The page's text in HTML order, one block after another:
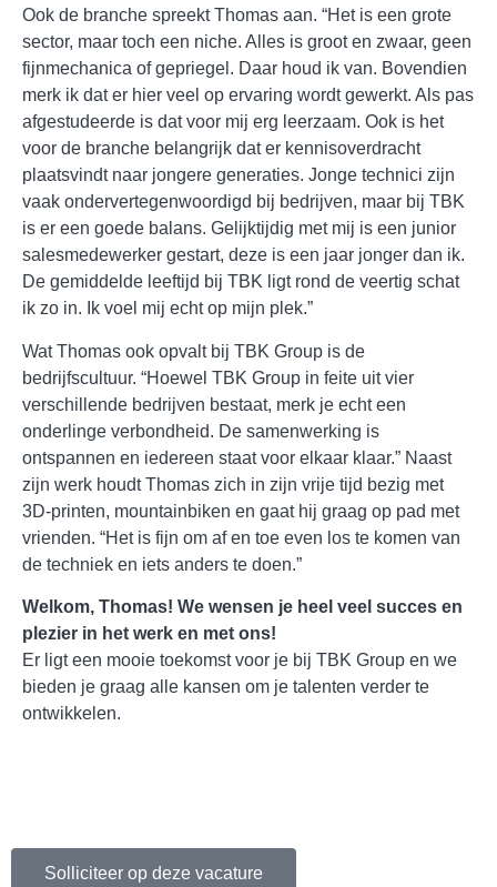
Ook de branche spreekt Thomas aan. “Het is een grote
sector, maar toch een niche. Alles is groot en zwaar, geen
fijnmechanica of gepriegel. Daar houd ik van. Bovendien
merk ik dat er hier veel op ervaring wordt gewerkt. Als pas
afgestudeerde is dat voor mij erg leerzaam. Ook is het
voor de branche belangrijk dat er kennisoverdracht
plaatsvindt naar jongere generaties. Jonge technici zijn
vaak ondervertegenwoordigd bij bedrijven, maar bij TBK
is er een goede balans. Gelijktijdig met mij is een junior
salesmedewerker gestart, deze is een jaar jonger dan ik.
De gemiddelde leeftijd bij TBK ligt rond de veertig schat
ik zo in. Ik voel mij echt op mijn plek.”
Wat Thomas ook opvalt bij TBK Group is de
bedrijfscultuur. “Hoewel TBK Group in feite uit vier
verschillende bedrijven bestaat, merk je echt een
onderlinge verbondheid. De samenwerking is
ontspannen en iedereen staat voor elkaar klaar.” Naast
zijn werk houdt Thomas zich in zijn vrije tijd bezig met
3D-printen, mountainbiken en gaat hij graag op pad met
vrienden. “Het is fijn om af en toe even los te komen van
de techniek en iets anders te doen.”
Welkom, Thomas! We wensen je heel veel succes en
plezier in het werk en met ons!
Er ligt een mooie toekomst voor je bij TBK Group en we
bieden je graag alle kansen om je talenten verder te
ontwikkelen.
Solliciteer op deze vacature